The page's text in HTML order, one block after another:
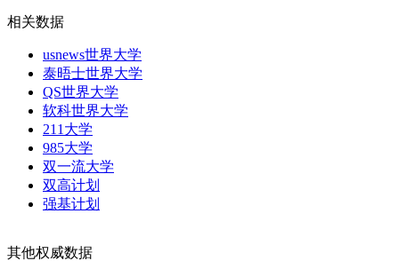
相关数据
usnews世界大学
泰晤士世界大学
QS世界大学
软科世界大学
211大学
985大学
双一流大学
双高计划
强基计划
其他权威数据